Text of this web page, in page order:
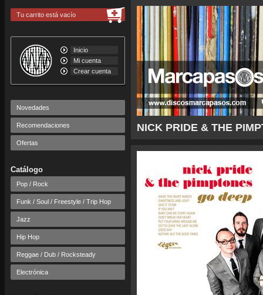
NICK PRIDE & THE
Tu carrito está vacío
Inicio
Mi cuenta
Crear cuenta
Novedades
Recomendaciones
Ofertas
Catálogo
Pop / Rock
Funk / Soul / Freestyle / Trip Hop
Jazz
Hip Hop
Reggae / Dub / Rocksteady
Electrónica